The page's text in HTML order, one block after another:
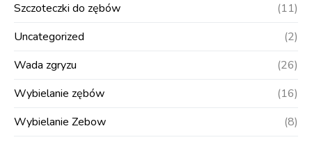
Szczoteczki do zębów
(11)
Uncategorized
(2)
Wada zgryzu
(26)
Wybielanie zębów
(16)
Wybielanie Zebow
(8)